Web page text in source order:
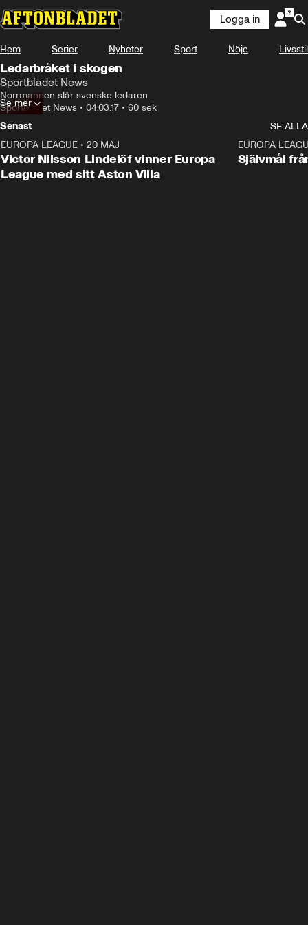
Logga in
Hem Serier Nyheter Sport Nöje Livsstil
Ledarbråket i skogen
Sportbladet News
Norrmannen slår svenske ledaren
Sportbladet News • 04.03.17 • 60 sek
Se mer
Senast
SE ALLA
EUROPA LEAGUE • 20 MAJ
Victor Nilsson Lindelöf vinner Europa
League med sitt Aston Villa
EUROPA
Självmål